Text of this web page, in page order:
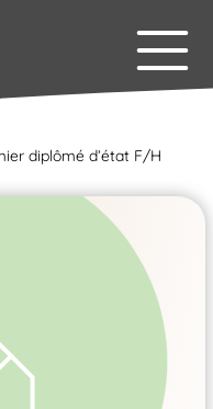
diplômé d’état F/H